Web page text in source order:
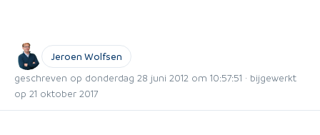
Jeroen Wolfsen
geschreven op donderdag 28 juni 2012 om 10:57:51 · bijgewerkt
op 21 oktober 2017